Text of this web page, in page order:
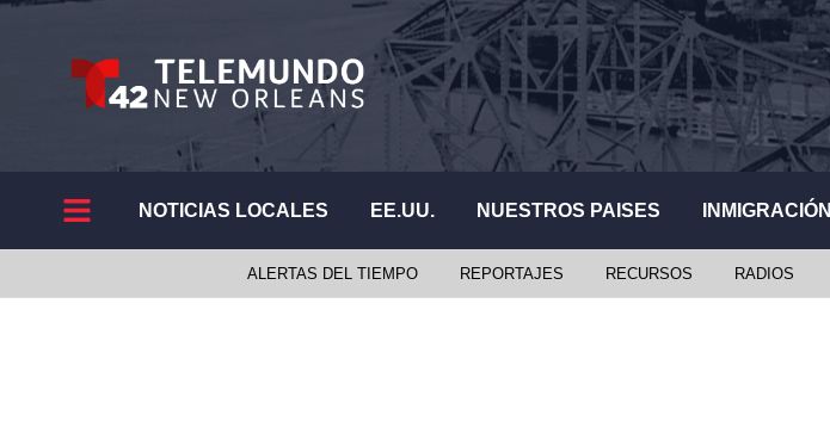
NOTICIAS LOCALES EE.UU. NUESTROS PAISES INMIGRACIÓN
ALERTAS DEL TIEMPO REPORTAJES RECURSOS RADIOS